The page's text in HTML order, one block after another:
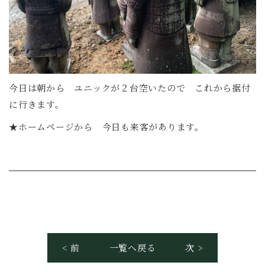
今日は朝から ユニックが２台空いたので これから据付
に行きます。
★ホームページから 今日も来客があります。
< 前 一覧へ戻る 次 >